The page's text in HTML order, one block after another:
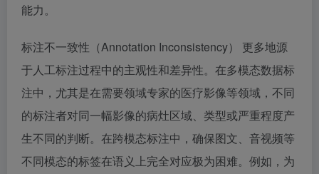
能力。
标注不一致性（Annotation Inconsistency） 更多地源
于人工标注过程中的主观性和差异性。在多模态数据标
注中，尤其是在需要领域专家的医疗影像等领域，不同
的标注者对同一幅影像的病灶区域、类型或严重程度产
生不同的判断。在跨模态标注中，确保图文、音视频等
不同模态的标签在语义上完全对应极为困难。例如，为